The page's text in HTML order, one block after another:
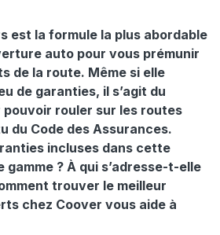
est la formule la plus abordable
auto pour vous prémunir
de la route. Même si elle
de garanties, il s’agit du
pouvoir rouler sur les routes
du Code des Assurances.
incluses dans cette
gamme ? À qui s’adresse-t-elle
trouver le meilleur
chez Coover vous aide à